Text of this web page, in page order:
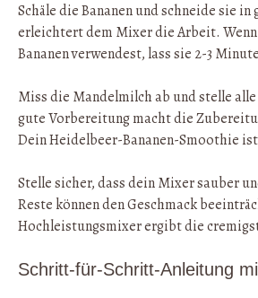
Schäle die Bananen und schneide sie in
erleichtert dem Mixer die Arbeit.
Bananen verwendest, lass sie 2-3
Miss die Mandelmilch ab und stelle
gute Vorbereitung macht die
Dein Heidelbeer-Bananen-Smoothie
Stelle sicher, dass dein Mixer sauber
Reste können den Geschmack
Hochleistungsmixer ergibt die
Schritt-für-Schritt-Anleitung